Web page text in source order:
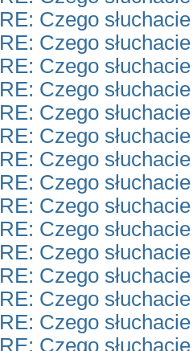
RE: Czego
RE: Czego
RE: Czego
RE: Czego
RE: Czego
RE: Czego
RE: Czego
RE: Czego
RE: Czego
RE: Czego
RE: Czego
RE: Czego
RE: Czego
RE: Czego
RE: Czego